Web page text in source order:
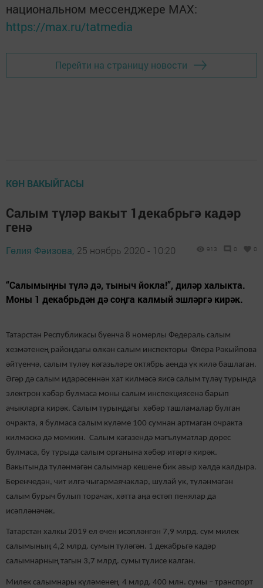
национальном мессенджере MАХ:
https://max.ru/tatmedia
Перейти на страницу новости
КӨН ВАКЫЙГАСЫ
Салым түләр вакыт 1декабрьгә кадәр
генә
Гөлия Фәизова, 25 ноябрь 2020 - 10:20 913 0 0
“Салымыңны түлә дә, тыныч йокла!”, диләр халыкта.
Моны 1 декабрьдән дә соңга калмый эшләргә кирәк.
Татарстан Республикасы буенча 8 номерлы Федераль салым
хезмәтенең райондагы өлкән салым инспекторы Флёра Рәкыйпова
әйтүенчә, салым түләү кәгазьләре октябрь аенда үк килә башлаган.
Әгәр дә салым идарәсеннән хат килмәсә яисә салым түләү турында
электрон хәбәр булмаса моны салым инспекциясенә барып
ачыкларга кирәк. Салым турындагы хәбәр ташламалар булган
очракта, я булмаса салым күләме 100 сумнан артмаган очракта
килмәскә дә мөмкин. Салым кәгазендә мәгълүматлар дөрес
булмаса, бу турыда салым органына хәбәр итәргә кирәк.
Вакытында түләнмәгән салымнар кешене бик авыр хәлдә калдыра.
Беренчедән, чит илгә чыгармаячаклар, шулай ук, түләнмәгән
салым бурыч булып торачак, хәтта аңа өстәп пенялар да
исәпләнәчәк.
Татарстан халкы 2019 ел өчен исәпләнгән 7,9 млрд. сум милек
салымының 4,2 млрд. сумын түләгән. 1 декабрьгә кадәр
салымнарның тагын 3,7 млрд. сумы түлисе калган.
Милек салымнары күләменең 4 млрд. 400 млн. сумы – транспорт